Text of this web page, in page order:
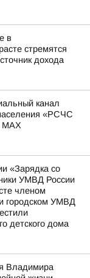
в
стремятся
дохода
канал
«РСЧС
МАХ
«Зарядка со
УМВД России
членом
городском УМВД
детского дома
Владимира